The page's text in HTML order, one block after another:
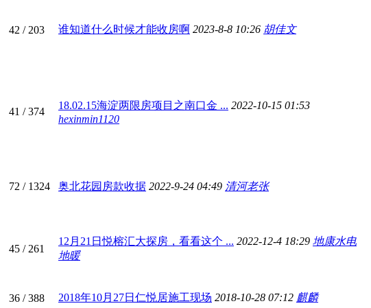
42 / 203 谁知道什么时候才能收房啊 2023-8-8 10:26 胡佳文
41 / 374
18.02.15海淀两限房项目之南口金 ... 2022-10-15 01:53
hexinmin1120
72 / 1324 奥北花园房款收据 2022-9-24 04:49 清河老张
45 / 261
12月21日悦榕汇大探房，看看这个 ... 2022-12-4 18:29 地康水电
地暖
36 / 388 2018年10月27日仁悦居施工现场 2018-10-28 07:12 麒麟